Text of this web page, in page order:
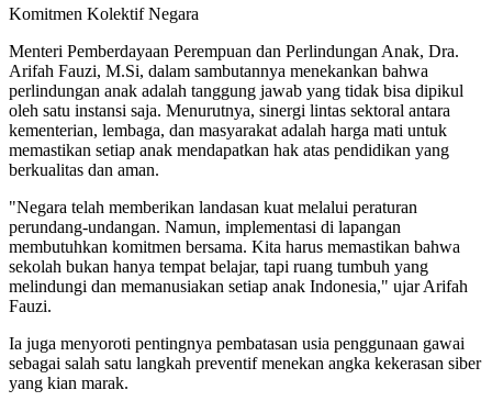
Komitmen Kolektif Negara
Menteri Pemberdayaan Perempuan dan Perlindungan Anak, Dra.
Arifah Fauzi, M.Si, dalam sambutannya menekankan bahwa
perlindungan anak adalah tanggung jawab yang tidak bisa dipikul
oleh satu instansi saja. Menurutnya, sinergi lintas sektoral antara
kementerian, lembaga, dan masyarakat adalah harga mati untuk
memastikan setiap anak mendapatkan hak atas pendidikan yang
berkualitas dan aman.
"Negara telah memberikan landasan kuat melalui peraturan
perundang-undangan. Namun, implementasi di lapangan
membutuhkan komitmen bersama. Kita harus memastikan bahwa
sekolah bukan hanya tempat belajar, tapi ruang tumbuh yang
melindungi dan memanusiakan setiap anak Indonesia," ujar Arifah
Fauzi.
Ia juga menyoroti pentingnya pembatasan usia penggunaan gawai
sebagai salah satu langkah preventif menekan angka kekerasan siber
yang kian marak.